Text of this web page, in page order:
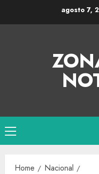
agosto 7,
Home
Nacional